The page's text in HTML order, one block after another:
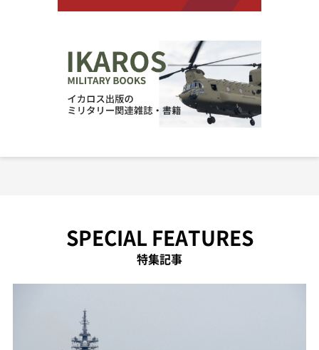
SPECIAL FEATURES
特集記事